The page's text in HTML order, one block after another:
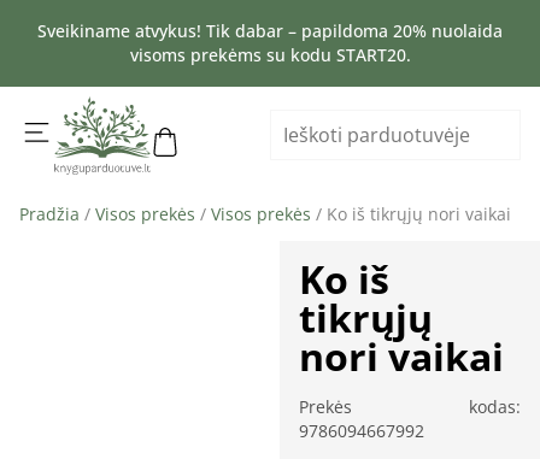
Sveikiname atvykus! Tik dabar – papildoma 20% nuolaida
visoms prekėms su kodu START20.
Pradžia / Visos prekės / Visos prekės / Ko iš tikrųjų nori vaikai
Ko iš
tikrųjų
nori vaikai
Prekės kodas:
9786094667992